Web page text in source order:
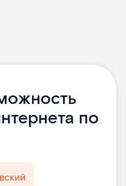
по